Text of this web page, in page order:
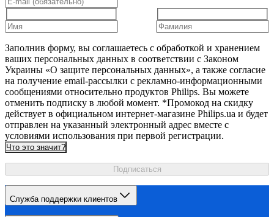
Заполнив форму, вы соглашаетесь с обработкой и хранением
ваших персональных данных в соответствии с Законом
Украины «О защите персональных данных», а также согласие
на получение email-рассылки с рекламно-информационными
сообщениями относительно продуктов Philips. Вы можете
отменить подписку в любой момент. *Промокод на скидку
действует в официальном интернет-магазине Philips.ua и будет
отправлен на указанный электронный адрес вместе с
условиями использования при первой регистрации.
Что это значит?
Подписаться
Служба поддержки клиентов